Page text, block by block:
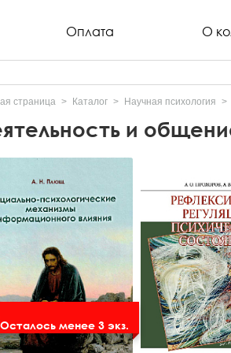
Оплата О
страница Каталог Научная психология
и
Осталось менее 3 экз.